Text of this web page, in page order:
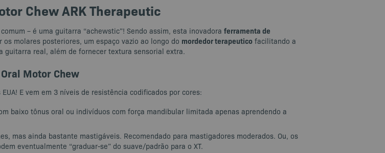
Chew ARK Therapeutic
– é uma guitarra “achewstic”! Sendo assim, esta inovadora ferramenta de
molares posteriores, um espaço vazio ao longo do mordedor terapeutico facilitando a
guitarra real, além de fornecer textura sensorial extra.
Motor Chew
E vem em 3 níveis de resistência codificados por cores:
baixo tônus ​​oral ou indivíduos com força mandibular limitada apenas aprendendo a
mas ainda bastante mastigáveis. Recomendado para mastigadores moderados. Ou, os
eventualmente “graduar-se” do suave/padrão para o XT.